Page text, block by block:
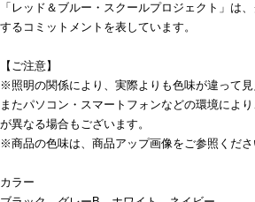
「レッド＆ブルー・スクールプロジェクト」は
するコミットメントを表しています。
【ご注意】
※照明の関係により、実際よりも色味が違って見
またパソコン・スマートフォンなどの環境によ
が異なる場合もございます。
※商品の色味は、商品アップ画像をご参照くださ
カラー